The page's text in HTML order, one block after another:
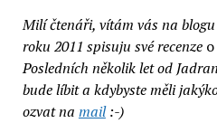
Milí čtenáři, vítám vás na
roku 2011 spisuju své recenze o
Posledních několik let od
bude líbit a kdybyste měli
ozvat na mail:-)